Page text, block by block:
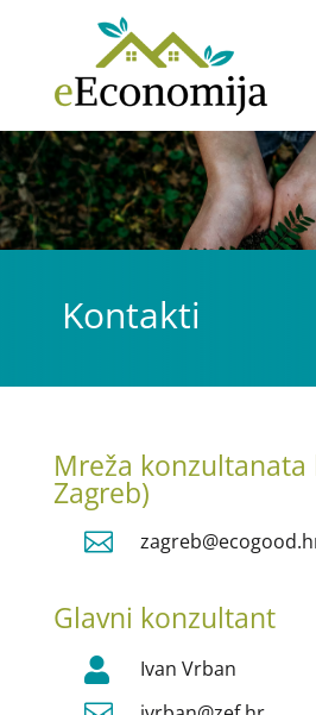
Kontakti
Mreža konzultanata
Zagreb)

Glavni konzultant
 Ivan Vrban